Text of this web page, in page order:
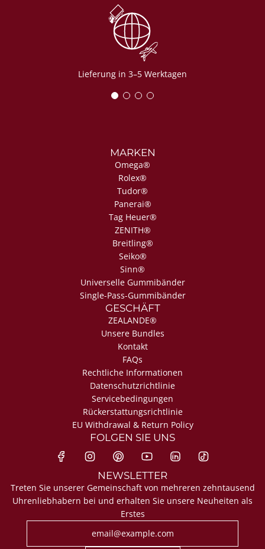
Lieferung in 3–5 Werktagen
MARKEN
Omega®
Rolex®
Tudor®
Panerai®
Tag Heuer®
ZENITH®
Breitling®
Seiko®
Sinn®
Universelle Gummibänder
Single-Pass-Gummibänder
GESCHÄFT
ZEALANDE®
Unsere Bundles
Kontakt
FAQs
Rechtliche Informationen
Datenschutzrichtlinie
Servicebedingungen
Rückerstattungsrichtlinie
EU Withdrawal & Return Policy
FOLGEN SIE UNS
NEWSLETTER
Treten Sie unserer Gemeinschaft von mehreren zehntausend
Uhrenliebhabern bei und erhalten Sie unsere Neuheiten als
Erstes